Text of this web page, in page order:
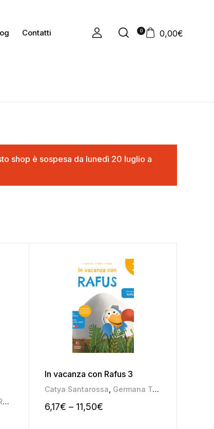
Contatti 0 0,00€
shop è sospesa da lunedì 20 luglio a
Mariateresa Pozza
In vacanza con Rafus 3
Catya Santarossa Germana Taboga
6,17€ – 11,50€